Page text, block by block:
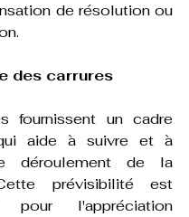
de résolution ou
des carrures
fournissent un cadre
aide à suivre et à
déroulement de la
prévisibilité est
pour l'appréciation